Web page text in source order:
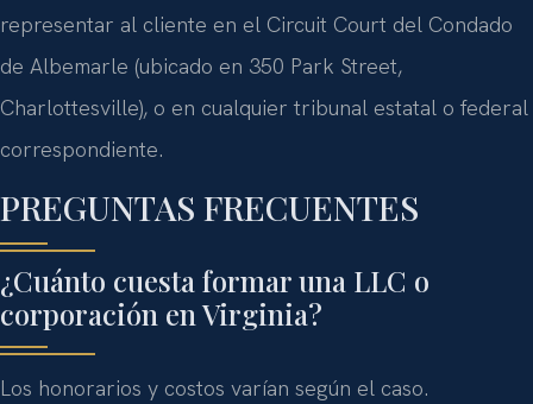
representar al cliente en el Circuit Court del Condado
de Albemarle (ubicado en 350 Park Street,
Charlottesville), o en cualquier tribunal estatal o federal
correspondiente.
PREGUNTAS FRECUENTES
¿Cuánto cuesta formar una LLC o
corporación en Virginia?
Los honorarios y costos varían según el caso.